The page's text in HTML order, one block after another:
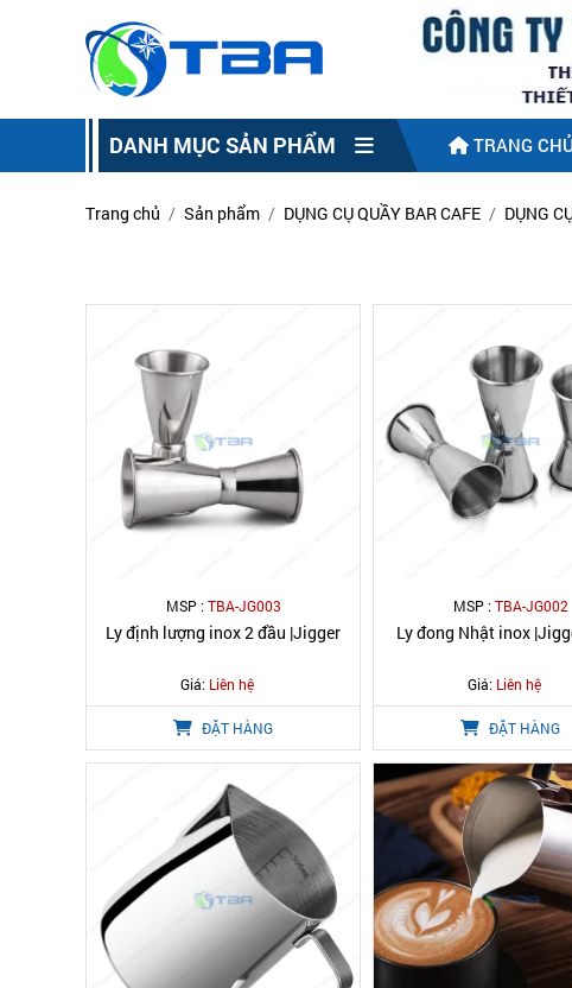
DANH MỤC SẢN PHẨM TRANG
Trang chủ Sản phẩm DỤNG CỤ QUẦY BAR CAFE DỤNG
MSP :TBA-JG003
Ly định lượng inox 2 đầu |Jigger
Giá: Liên hệ
ĐẶT HÀNG
MSP :TBA-JG002
Ly đong Nhật inox
Giá: Liên hệ
ĐẶT HÀNG